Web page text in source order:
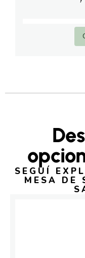
SEGUÍ
MESA DE